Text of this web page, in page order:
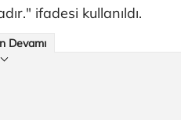
ifadesi kullanıldı.
Devamı